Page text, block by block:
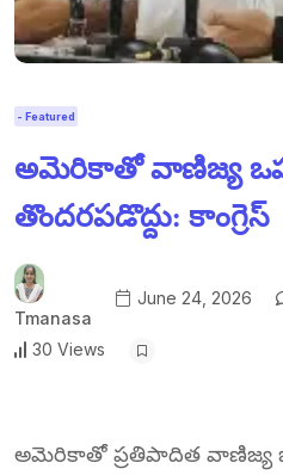
- Featured
అమెరికాతో వాణిజ్య
తొందరపడొద్దు: కాంగ్రెస్
Tmanasa
June 24, 2026
30 Views
అమెరికాతో ప్రతిపాదిత వాణిజ్య